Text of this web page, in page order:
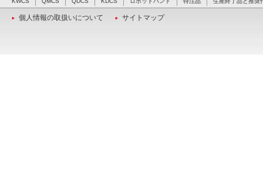
個人情報の取扱いについて サイトマップ